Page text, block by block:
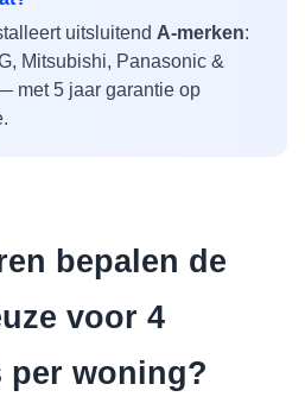
uitsluitend A-merken:
Mitsubishi, Panasonic &
met 5 jaar garantie op
bepalen de
voor 4
woning?